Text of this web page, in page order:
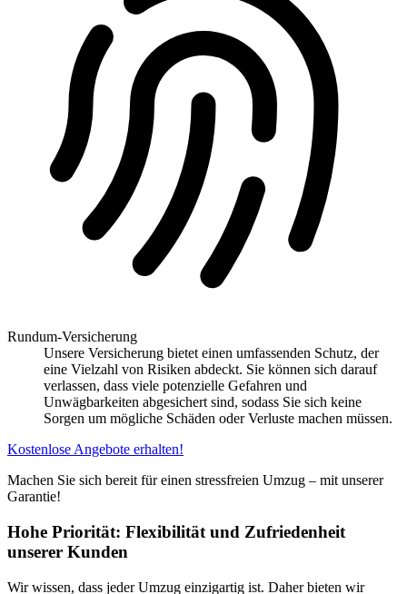
Rundum-Versicherung
Unsere Versicherung bietet einen umfassenden Schutz, der
eine Vielzahl von Risiken abdeckt. Sie können sich darauf
verlassen, dass viele potenzielle Gefahren und
Unwägbarkeiten abgesichert sind, sodass Sie sich keine
Sorgen um mögliche Schäden oder Verluste machen müssen.
Kostenlose Angebote erhalten!
Machen Sie sich bereit für einen stressfreien Umzug – mit unserer
Garantie!
Hohe Priorität: Flexibilität und Zufriedenheit
unserer Kunden
Wir wissen, dass jeder Umzug einzigartig ist. Daher bieten wir